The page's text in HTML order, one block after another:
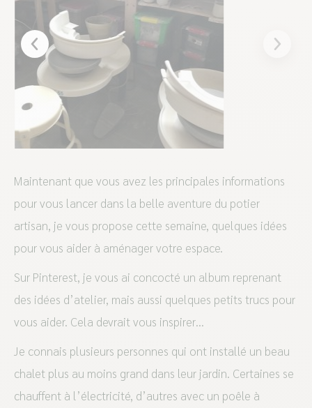
Maintenant que vous avez les principales informations
pour vous lancer dans la belle aventure du potier
artisan, je vous propose cette semaine, quelques idées
pour vous aider à aménager votre espace.
Sur Pinterest, je vous ai concocté un album reprenant
des idées d’atelier, mais aussi quelques petits trucs pour
vous aider. Cela devrait vous inspirer…
Je connais plusieurs personnes qui ont installé un beau
chalet plus au moins grand dans leur jardin. Certaines se
chauffent à l’électricité, d’autres avec un poêle à